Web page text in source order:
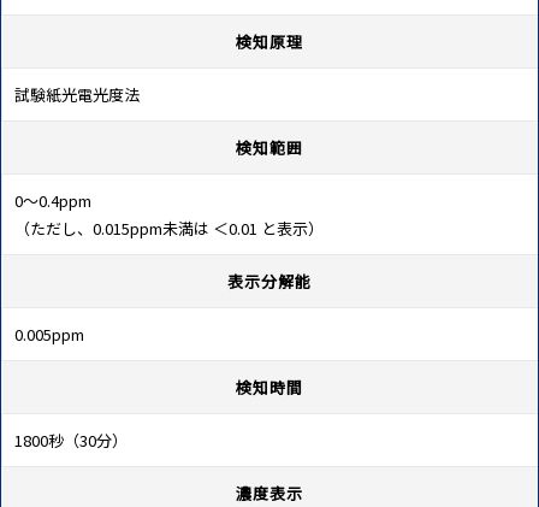
検知原理
試験紙光電光度法
検知範囲
0～0.4ppm
（ただし、0.015ppm未満は ＜0.01 と表示）
表示分解能
0.005ppm
検知時間
1800秒（30分）
濃度表示